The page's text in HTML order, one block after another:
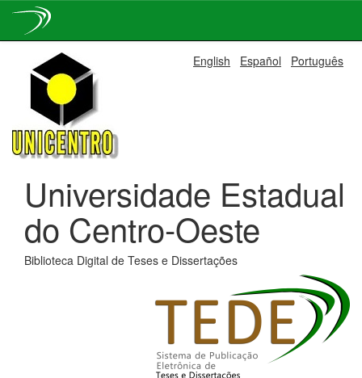
navigation
English Español Português
Universidade Estadual
do Centro-Oeste
Biblioteca Digital de Teses e Dissertações